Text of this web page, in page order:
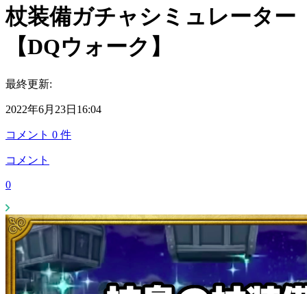
杖装備ガチャシミュレーター
【DQウォーク】
最終更新:
2022年6月23日16:04
コメント 0 件
コメント
0